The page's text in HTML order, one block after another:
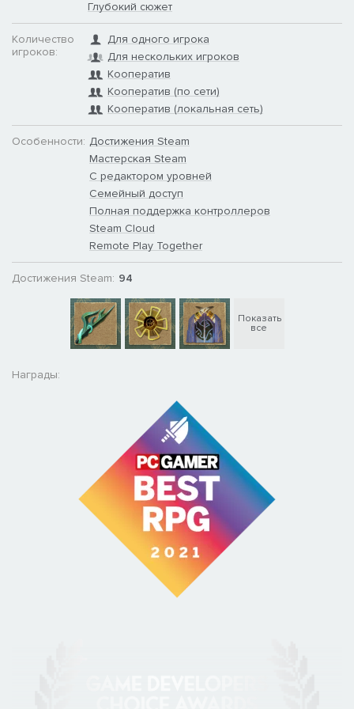
внешности и боевых способностях. Или они могут закрутить
положительный эффект и больше возможностей для
развития сюжета. Столкновения и события имеют
постоянные, определяющие характер эффекты,
позволяющие вам создать арку каждого персонажа.
Новый подход к смерти
В вашего любимого персонажа попал медведь-ужас с
щупальцами? Выберите, позволить герою «отступить» с
увечьем, которое приведет к некоторым преобразующим
новым путям в его легенде, или позволить ему уйти в сиянии
славы, чтобы его помнили грядущие поколения.
Глубокий и креативный тактический бой
Бой в Wildermyth делает упор на командную работу и
тщательное позиционирование, а также на творческое
использование ваших развивающихся способностей и
окружения. Механики обхода стен и флангов дают четкие, но
противоречивые стимулы, а мистическое смешение
позволяет переделать поле битвы с помощью взрывной
магии. Несколько уровней сложности означают, что вы
можете стать настолько интенсивным, насколько захотите.
Глубокий сюжет
Количество
игроков:
Для одного игрока
Для нескольких игроков
Кооператив
Кооператив (по сети)
Кооператив (локальная сеть)
Особенности: Достижения Steam
Мастерская Steam
С редактором уровней
Семейный доступ
Полная поддержка контроллеров
Steam Cloud
Remote Play Together
Достижения Steam: 94
Показать
все
Награды: